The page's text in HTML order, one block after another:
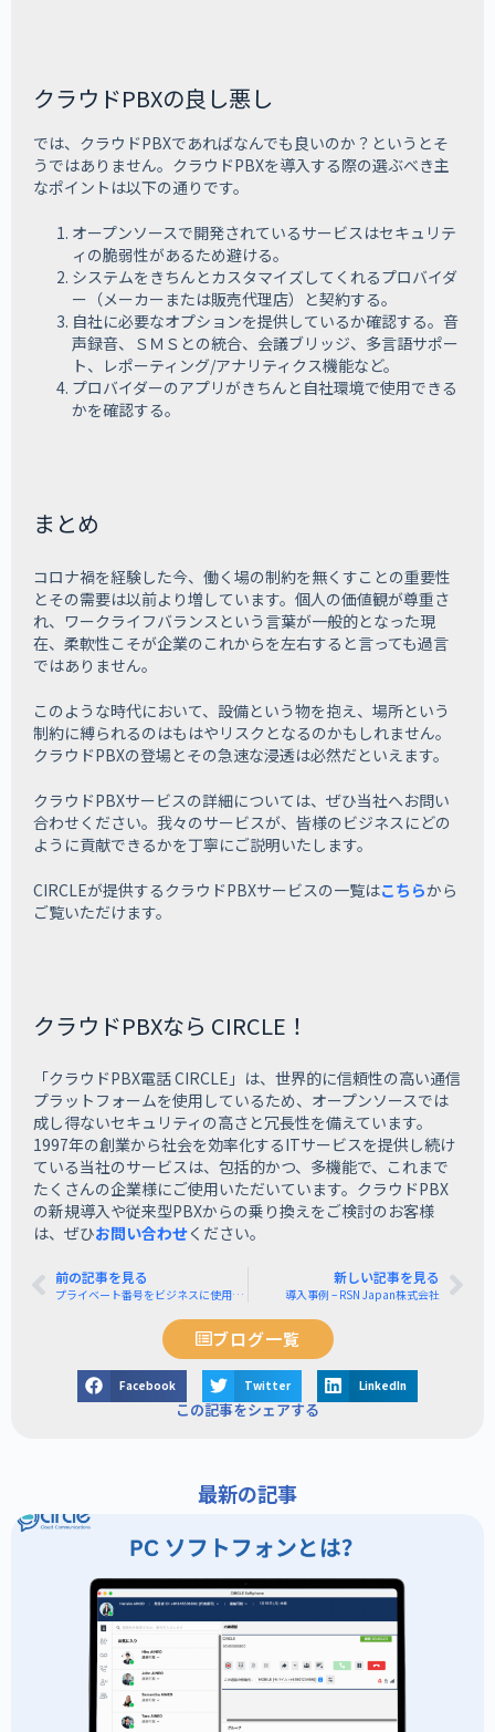
最新の記事
クラウドPBXの良し悪し
では、クラウドPBXであればなんでも良いのか？というとそ
うではありません。クラウドPBXを導入する際の選ぶべき主
なポイントは以下の通りです。
オープンソースで開発されているサービスはセキュリテ
ィの脆弱性があるため避ける。
システムをきちんとカスタマイズしてくれるプロバイダ
ー（メーカーまたは販売代理店）と契約する。
自社に必要なオプションを提供しているか確認する。音
声録音、ＳＭＳとの統合、会議ブリッジ、多言語サポー
ト、レポーティング/アナリティクス機能など。
プロバイダーのアプリがきちんと自社環境で使用できる
かを確認する。
まとめ
コロナ禍を経験した今、働く場の制約を無くすことの重要性
とその需要は以前より増しています。個人の価値観が尊重さ
れ、ワークライフバランスという言葉が一般的となった現
在、柔軟性こそが企業のこれからを左右すると言っても過言
ではありません。
このような時代において、設備という物を抱え、場所という
制約に縛られるのはもはやリスクとなるのかもしれません。
クラウドPBXの登場とその急速な浸透は必然だといえます。
クラウドPBXサービスの詳細については、ぜひ当社へお問い
合わせください。我々のサービスが、皆様のビジネスにどの
ように貢献できるかを丁寧にご説明いたします。
CIRCLEが提供するクラウドPBXサービスの一覧はこちらから
ご覧いただけます。
クラウドPBXなら CIRCLE！
「クラウドPBX電話 CIRCLE」は、世界的に信頼性の高い通信
プラットフォームを使用しているため、オープンソースでは
成し得ないセキュリティの高さと冗長性を備えています。
1997年の創業から社会を効率化するITサービスを提供し続け
ている当社のサービスは、包括的かつ、多機能で、これまで
たくさんの企業様にご使用いただいています。クラウドPBX
の新規導入や従来型PBXからの乗り換えをご検討のお客様
は、ぜひお問い合わせください。
前の記事を見る
プライベート番号をビジネスに使用すべきか？
新しい記事を見る
導入事例 – RSN Japan株式会社
ブログ一覧
Facebook Twitter LinkedIn
この記事をシェアする